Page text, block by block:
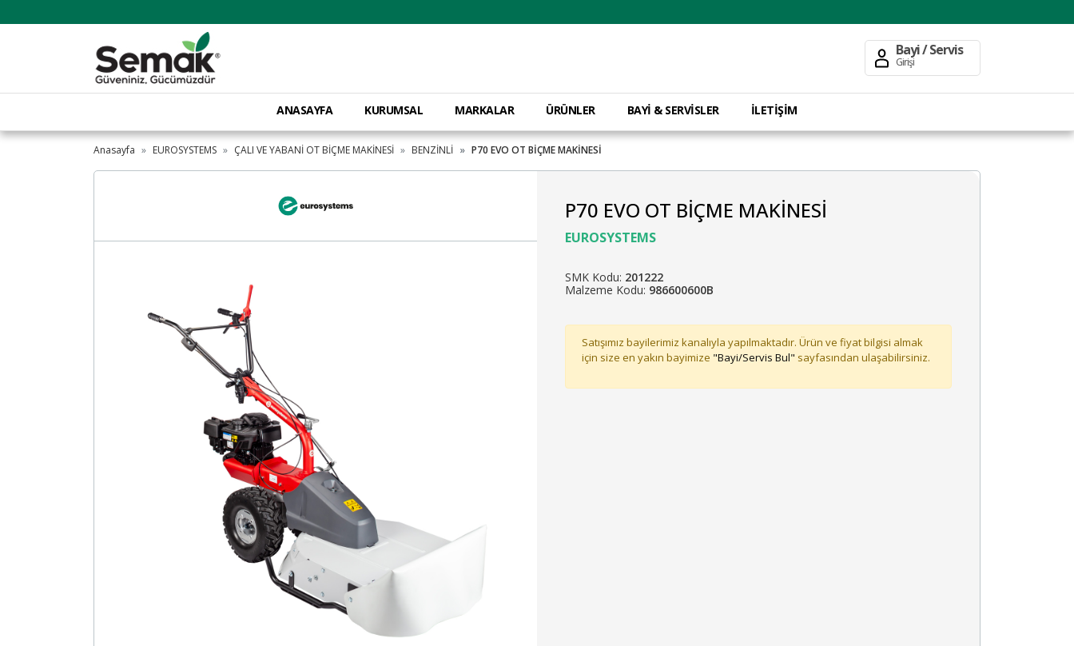
Bayi / Servis
Girişi
ANASAYFA KURUMSAL MARKALAR ÜRÜNLER BAYİ & SERVİSLER İLETİŞİM
Anasayfa EUROSYSTEMS ÇALI VE YABANİ OT BİÇME MAKİNESİ BENZİNLİ P70 EVO OT BİÇME MAKİNESİ
P70 EVO OT BİÇME MAKİNESİ
EUROSYSTEMS
SMK Kodu: 201222
Malzeme Kodu: 986600600B
Satışımız bayilerimiz kanalıyla yapılmaktadır. Ürün ve fiyat bilgisi almak
için size en yakın bayimize "Bayi/Servis Bul" sayfasından ulaşabilirsiniz.